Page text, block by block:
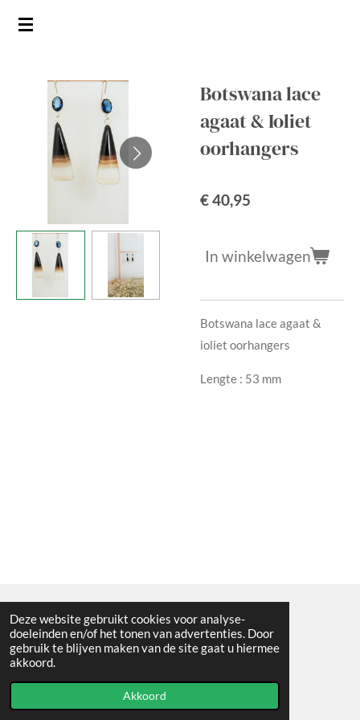
Deze website gebruikt cookies voor analyse-
doeleinden en/of het tonen van advertenties. Door
gebruik te blijven maken van de site gaat u hiermee
akkoord.
Akkoord
Ga
hoofdinhoud
Botswana lace
agaat & Ioliet
oorhangers
€ 40,95
In winkelwagen
Botswana lace agaat &
ioliet oorhangers
Lengte : 53 mm
Algemene voorwaarden
© 2021 - RC en mineralenshop Het vlinderpad